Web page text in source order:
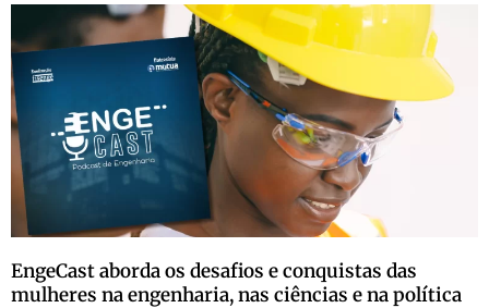
EngeCast aborda os desafios e conquistas das
mulheres na engenharia, nas ciências e na política